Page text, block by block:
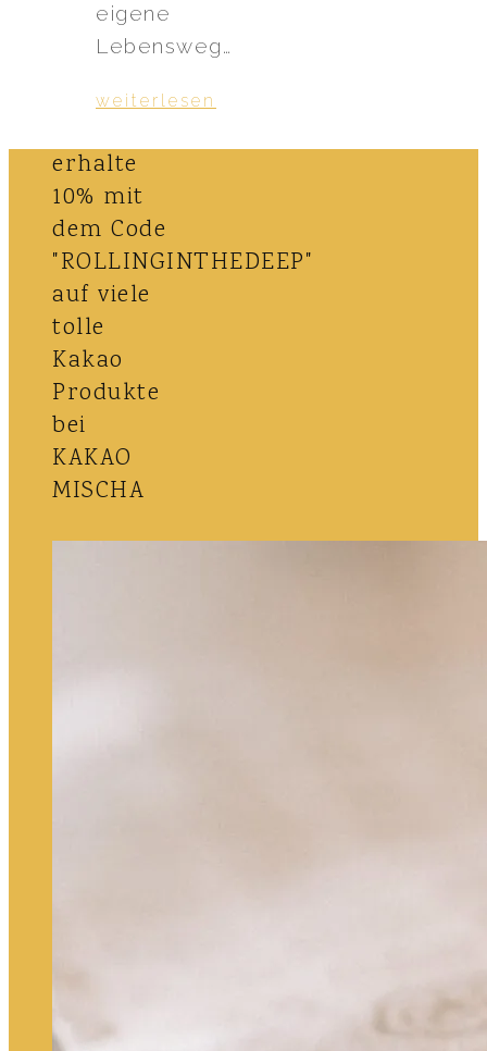
eigene
Lebensweg…
weiterlesen
erhalte
10% mit
dem Code
"ROLLINGINTHEDEEP"
auf viele
tolle
Kakao
Produkte
bei
KAKAO
MISCHA